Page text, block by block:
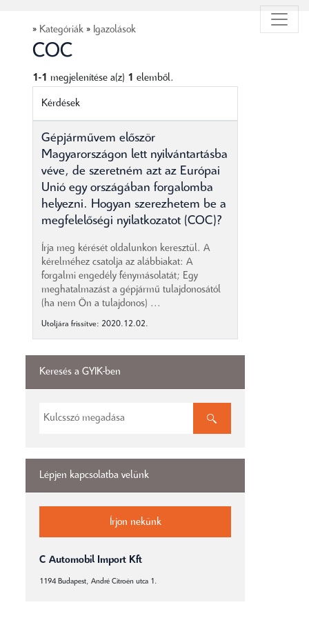
» Kategóriák » Igazolások
COC
1-1 megjelenítése a(z) 1 elemből.
Kérdések
Gépjárművem először
Magyarországon lett nyilvántartásba
véve, de szeretném azt az Európai
Unió egy országában forgalomba
helyezni. Hogyan szerezhetem be a
megfelelőségi nyilatkozatot (COC)?
Írja meg kérését oldalunkon keresztül. A
kérelméhez csatolja az alábbiakat: A
forgalmi engedély fénymásolatát; Egy
meghatalmazást a gépjármű tulajdonosától
(ha nem Ön a tulajdonos) ...
Utoljára frissítve: 2020.12.02.
Keresés a GYIK-ben
Lépjen kapcsolatba velünk
Írjon nekünk
C Automobil Import Kft
1194 Budapest, André Citroën utca 1.